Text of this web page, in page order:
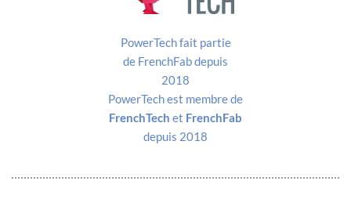
PowerTech est membre de
FrenchTech et FrenchFab
depuis 2018